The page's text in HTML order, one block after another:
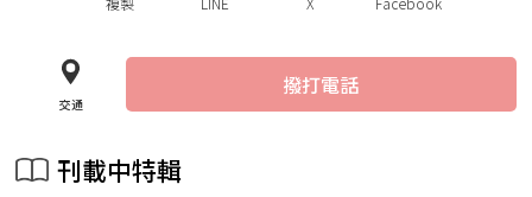
交通
撥打電話
刊載中特輯